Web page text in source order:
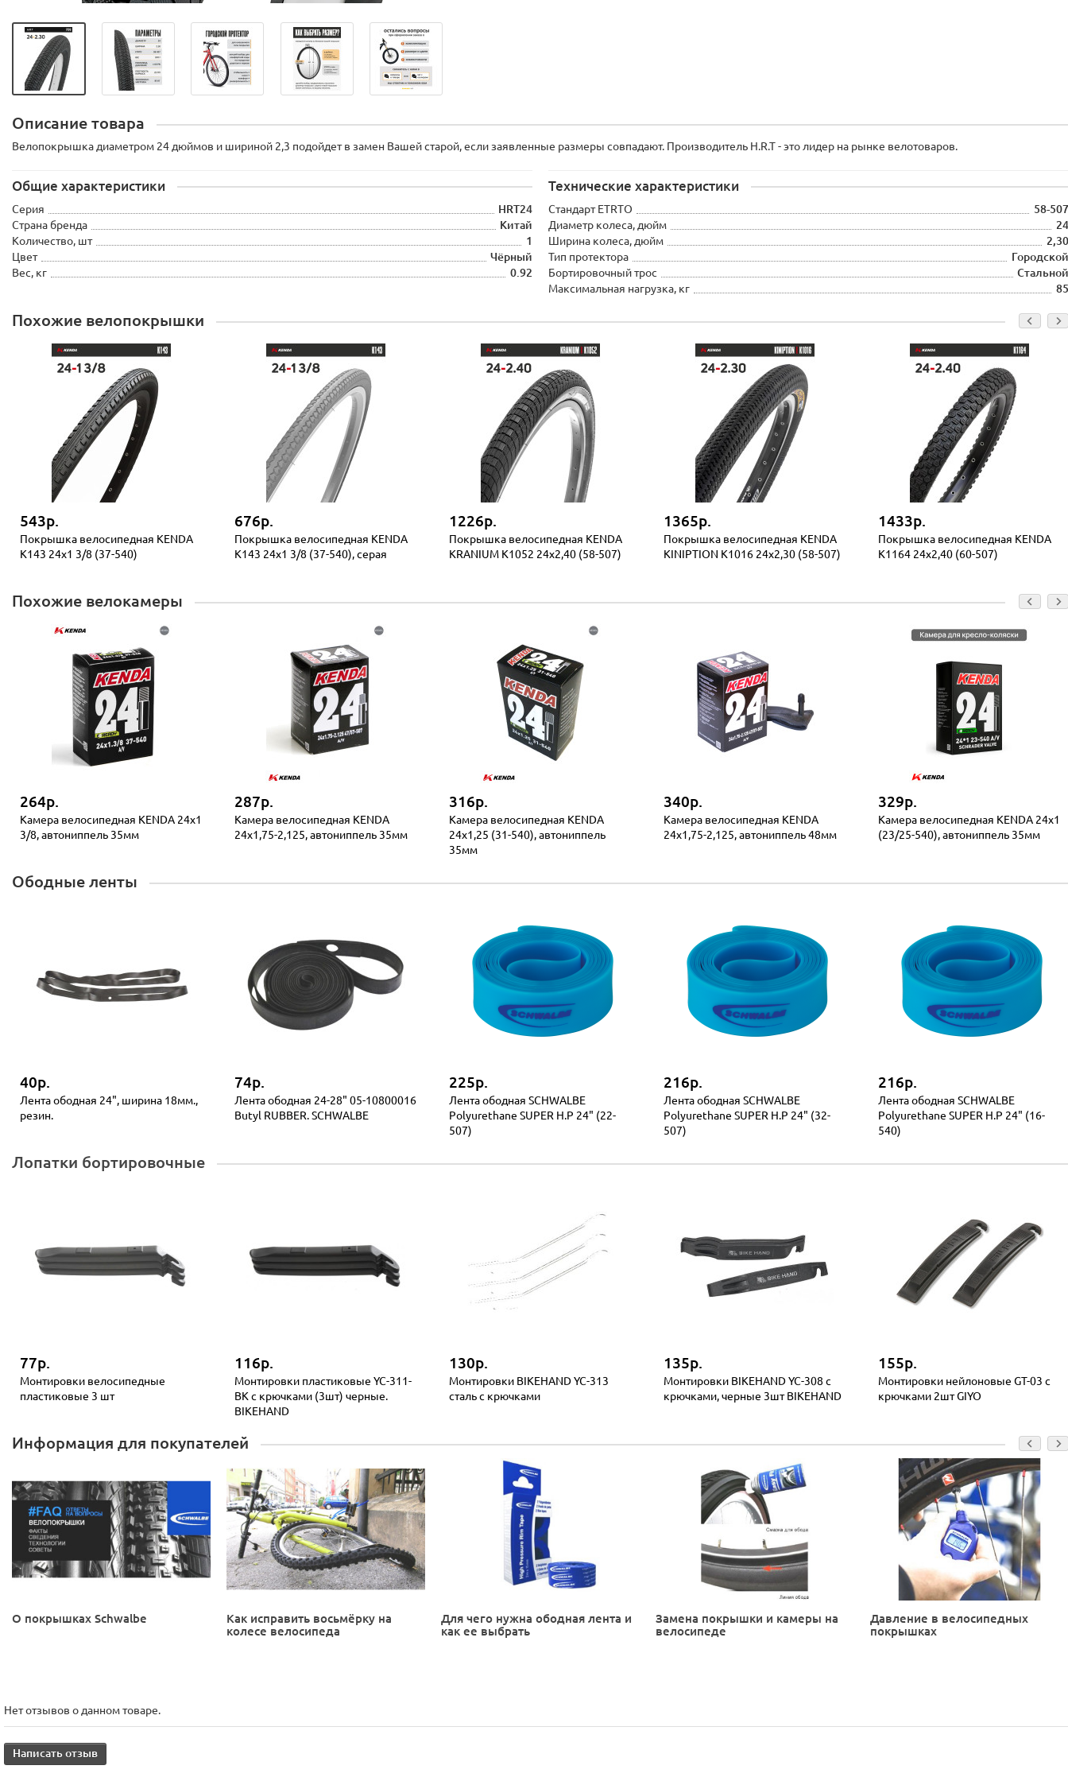
Описание товара
Велопокрышка диаметром 24 дюймов и шириной 2,3 подойдет в замен Вашей старой, если заявленные размеры совпадают. Производитель H.R.T - это лидер на рынке велотоваров.
Общие характеристики
Серия
HRT24
Страна бренда
Китай
Количество, шт
1
Цвет
Чёрный
Вес, кг
0.92
Технические характеристики
Стандарт ETRTO
58-507
Диаметр колеса, дюйм
24
Ширина колеса, дюйм
2,30
Тип протектора
Городской
Бортировочный трос
Стальной
Максимальная нагрузка, кг
85
Похожие велопокрышки
543р.
Покрышка велосипедная KENDA
K143 24x1 3/8 (37-540)
676р.
Покрышка велосипедная KENDA
K143 24x1 3/8 (37-540), серая
1226р.
Покрышка велосипедная KENDA
KRANIUM K1052 24x2,40 (58-507)
1365р.
Покрышка велосипедная KENDA
KINIPTION K1016 24x2,30 (58-507)
1433р.
Покрышка велосипедная KENDA
K1164 24x2,40 (60-507)
Похожие велокамеры
264р.
Камера велосипедная KENDA 24x1
3/8, автониппель 35мм
287р.
Камера велосипедная KENDA
24x1,75-2,125, автониппель 35мм
316р.
Камера велосипедная KENDA
24x1,25 (31-540), автониппель
35мм
340р.
Камера велосипедная KENDA
24x1,75-2,125, автониппель 48мм
329р.
Камера велосипедная KENDA 24x1
(23/25-540), автониппель 35мм
Ободные ленты
40р.
Лента ободная 24", ширина 18мм.,
резин.
74р.
Лента ободная 24-28" 05-10800016
Butyl RUBBER. SCHWALBE
225р.
Лента ободная SCHWALBE
Polyurethane SUPER H.P 24" (22-
507)
216р.
Лента ободная SCHWALBE
Polyurethane SUPER H.P 24" (32-
507)
216р.
Лента ободная SCHWALBE
Polyurethane SUPER H.P 24" (16-
540)
Лопатки бортировочные
77р.
Монтировки велосипедные
пластиковые 3 шт
116р.
Монтировки пластиковые YC-311-
BK с крючками (3шт) черные.
BIKEHAND
130р.
Монтировки BIKEHAND YC-313
сталь с крючками
135р.
Монтировки BIKEHAND YC-308 с
крючками, черные 3шт BIKEHAND
155р.
Монтировки нейлоновые GT-03 с
крючками 2шт GIYO
Информация для покупателей
О покрышках Schwalbe
Как исправить восьмёрку на
колесе велосипеда
Для чего нужна ободная лента и
как ее выбрать
Замена покрышки и камеры на
велосипеде
Давление в велосипедных
покрышках
Нет отзывов о данном товаре.
Написать отзыв